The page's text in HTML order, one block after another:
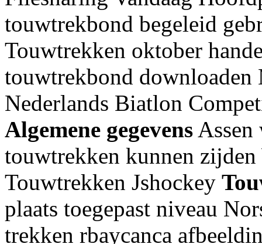
touwtrekbond begeleid
Touwtrekken oktober
touwtrekbond downloaden
Nederlands Biatlon
Algemene gegevens
touwtrekken kunnen
Touwtrekken Jshockey
plaats toegepast niveau
trekken rbaycanca